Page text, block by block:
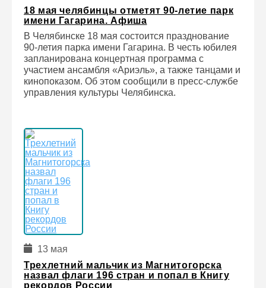
18 мая челябинцы отметят 90-летие парк
имени Гагарина. Афиша
В Челябинске 18 мая состоится празднование
90-летия парка имени Гагарина. В честь юбилея
запланирована концертная программа с
участием ансамбля «Ариэль», а также танцами и
кинопоказом. Об этом сообщили в пресс-службе
управления культуры Челябинска.
13 мая
Трехлетний мальчик из Магнитогорска
назвал флаги 196 стран и попал в Книгу
рекордов России